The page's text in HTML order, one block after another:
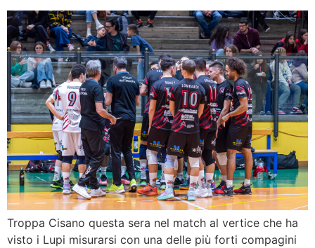
Troppa Cisano questa sera nel match al vertice che ha
visto i Lupi misurarsi con una delle più forti compagini